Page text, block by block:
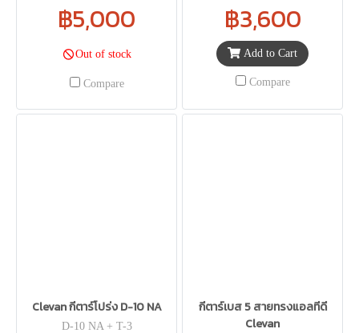
฿5,000
Out of stock
Compare
฿3,600
Add to Cart
Compare
Clevan กีตาร์โปร่ง D-10 NA
D-10 NA + T-3
กีตาร์เบส 5 สายทรงแอลทีดี
Clevan